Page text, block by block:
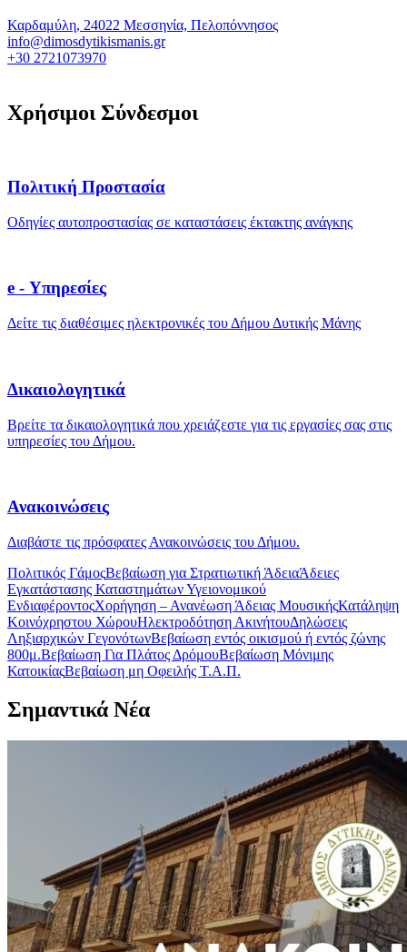
Καρδαμύλη, 24022 Μεσσηνία, Πελοπόννησος
info@dimosdytikismanis.gr
+30 2721073970
Χρήσιμοι Σύνδεσμοι
Πολιτική Προστασία
Οδηγίες αυτοπροστασίας σε καταστάσεις έκτακτης ανάγκης
e - Υπηρεσίες
Δείτε τις διαθέσιμες ηλεκτρονικές του Δήμου Δυτικής Μάνης
Δικαιολογητικά
Βρείτε τα δικαιολογητικά που χρειάζεστε για τις εργασίες σας στις
υπηρεσίες του Δήμου.
Ανακοινώσεις
Διαβάστε τις πρόσφατες Ανακοινώσεις του Δήμου.
Πολιτικός ΓάμοςΒεβαίωση για Στρατιωτική ΆδειαΆδειες
Εγκατάστασης Καταστημάτων Υγειονομικού
ΕνδιαφέροντοςΧορήγηση – Ανανέωση Άδειας ΜουσικήςΚατάληψη
Κοινόχρηστου ΧώρουΗλεκτροδότηση ΑκινήτουΔηλώσεις
Ληξιαρχικών ΓεγονότωνΒεβαίωση εντός οικισμού ή εντός ζώνης
800μ.Βεβαίωση Για Πλάτος ΔρόμουΒεβαίωση Μόνιμης
ΚατοικίαςΒεβαίωση μη Οφειλής Τ.Α.Π.
Σημαντικά Νέα